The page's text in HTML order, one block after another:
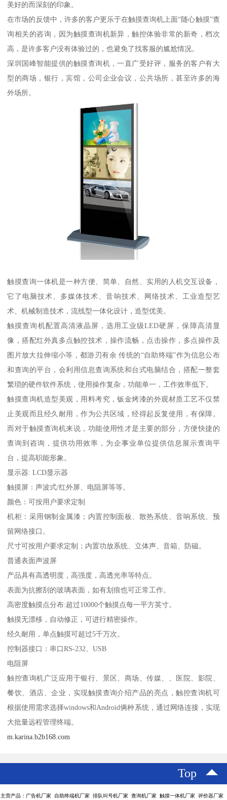
美好的而深刻的印象。
在市场的反馈中，许多的客户更乐于在触摸查询机上面“随心触摸”查
询相关的咨询，因为触摸查询机新异，触控体验非常的新奇，档次
高，是许多客户没有体验过的，也避免了找客服的尴尬情况。
深圳国峰智能提供的触摸查询机，一直广受好评，服务的客户有大
型的商场，银行，宾馆，公司企业会议，公共场所，甚至许多的海
外场所。
触摸查询一体机是一种方便、简单、自然、实用的人机交互设备，
它了电脑技术、多媒体技术、音响技术、网络技术、工业造型艺
术、机械制造技术，流线型一体化设计，造型优美。
触摸查询机配置高清液晶屏，选用工业级LED硬屏，保障高清显
像，搭配红外真多点触控技术，操作流畅，点击操作，多点操作及
图片放大拉伸缩小等，都游刃有余 传统的“自助终端”作为信息公布
和查询的平台，会利用信息查询系统和台式电脑结合，搭配一整套
繁琐的硬件软件系统，使用操作复杂，功能单一，工作效率低下。
触摸查询机造型美观，用料考究，钣金烤漆的外观材质工艺不仅禁
止美观而且经久耐用，作为公共区域，经得起反复使用，有保障。
而对于触摸查询机来说，功能使用性才是主要的部分，方便快捷的
查询到咨询，提供功用效率，为企事业单位提供信息展示查询平
台，提高职能形象。
显示器: LCD显示器
触摸屏：声波式/红外屏、电阻屏等等。
颜色：可按用户要求定制
机柜：采用钢制金属漆；内置控制面板、散热系统、音响系统、预
留网络接口。
尺寸可按用户要求定制；内置功放系统、立体声、音箱、防磁。
普通表面声波屏
产品具有高透明度，高强度，高透光率等特点。
表面为抗擦刮的玻璃表面，如有划痕也可正常工作。
高密度触摸点分布:超过10000个触摸点每一平方英寸。
触摸无漂移，自动修正，可进行精密操作。
经久耐用，单点触摸可超过5千万次。
控制器接口：串口RS-232、USB
电阻屏
触控查询机广泛应用于银行、景区、商场、传媒、、医院、影院、
餐饮、酒店、企业，实现触摸查询介绍产品的亮点，触控查询机可
根据使用需求选择windows和Android俩种系统，通过网络连接，实现
大批量远程管理终端。
m.karina.b2b168.com
Top
主营产品：广告机厂家 自助终端机厂家 排队叫号机厂家 查询机厂家 触摸一体机厂家 评价器厂家